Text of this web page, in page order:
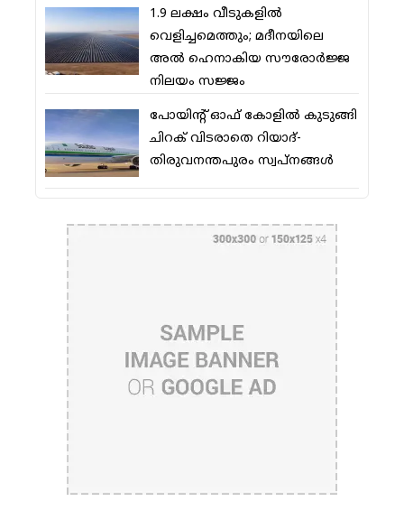
1.9 ലക്ഷം വീടുകളില്‍
വെളിച്ചമെത്തും; മദീനയിലെ
അല്‍ ഹെനാകിയ സൗരോര്‍ജ്ജ
നിലയം സജ്ജം
പോയിന്റ് ഓഫ് കോളില്‍ കുടുങ്ങി
ചിറക് വിടരാതെ റിയാദ്-
തിരുവനന്തപുരം സ്വപ്നങ്ങള്‍